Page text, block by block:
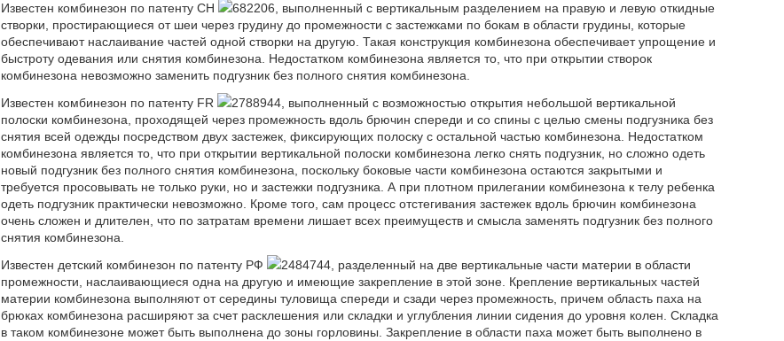
Известен комбинезон по патенту CH
682206, выполненный с вертикальным разделением на правую и левую откидные
створки, простирающиеся от шеи через грудину до промежности с застежками по бокам в области грудины, которые
обеспечивают наслаивание частей одной створки на другую. Такая конструкция комбинезона обеспечивает упрощение и
быстроту одевания или снятия комбинезона. Недостатком комбинезона является то, что при открытии створок
комбинезона невозможно заменить подгузник без полного снятия комбинезона.
Известен комбинезон по патенту FR
2788944, выполненный с возможностью открытия небольшой вертикальной
полоски комбинезона, проходящей через промежность вдоль брючин спереди и со спины с целью смены подгузника без
снятия всей одежды посредством двух застежек, фиксирующих полоску с остальной частью комбинезона. Недостатком
комбинезона является то, что при открытии вертикальной полоски комбинезона легко снять подгузник, но сложно одеть
новый подгузник без полного снятия комбинезона, поскольку боковые части комбинезона остаются закрытыми и
требуется просовывать не только руки, но и застежки подгузника. А при плотном прилегании комбинезона к телу ребенка
одеть подгузник практически невозможно. Кроме того, сам процесс отстегивания застежек вдоль брючин комбинезона
очень сложен и длителен, что по затратам времени лишает всех преимуществ и смысла заменять подгузник без полного
снятия комбинезона.
Известен детский комбинезон по патенту РФ
2484744, разделенный на две вертикальные части материи в области
промежности, наслаивающиеся одна на другую и имеющие закрепление в этой зоне. Крепление вертикальных частей
материи комбинезона выполняют от середины туловища спереди и сзади через промежность, причем область паха на
брюках комбинезона расширяют за счет расклешения или складки и углубления линии сидения до уровня колен. Складка
в таком комбинезоне может быть выполнена до зоны горловины. Закрепление в области паха может быть выполнено в